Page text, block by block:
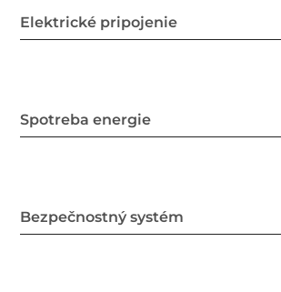
Elektrické pripojenie
Spotreba energie
Bezpečnostný systém